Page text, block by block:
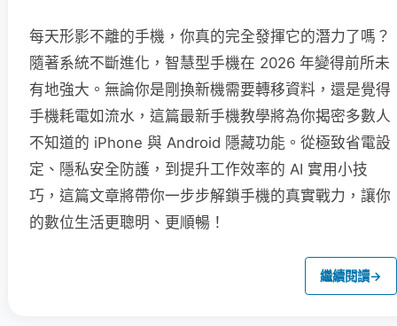
每天形影不離的手機，你真的完全發揮它的潛力了嗎？
隨著系統不斷進化，智慧型手機在 2026 年變得前所未
有地強大。無論你是剛換新機需要轉移資料，還是覺得
手機耗電如流水，這篇最新手機教學將為你揭密多數人
不知道的 iPhone 與 Android 隱藏功能。從極致省電設
定、隱私安全防護，到提升工作效率的 AI 實用小技
巧，這篇文章將帶你一步步解鎖手機的真實戰力，讓你
的數位生活更聰明、更順暢！
繼續閱讀→